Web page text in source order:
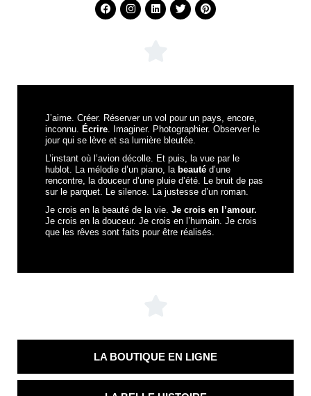
J’aime. Créer. Réserver un vol pour un pays, encore,
inconnu. Écrire . Imaginer. Photographier. Observer le
jour qui se lève et sa lumière bleutée.
L’instant où l’avion décolle. Et puis, la vue par le
hublot. La mélodie d’un piano, la beauté d’une
rencontre, la douceur d’une pluie d’été. Le bruit de pas
sur le parquet. Le silence. La justesse d’un roman.
Je crois en la beauté de la vie. Je crois en l’amour.
Je crois en la douceur. Je crois en l’humain. Je crois
que les rêves sont faits pour être réalisés.
LA BOUTIQUE EN LIGNE